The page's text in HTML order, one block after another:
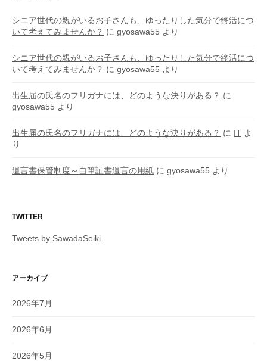
シニア世代の親がいるお子さんも、ゆったりした気分で終活につ
いて考えてみませんか？ に gyosawa55 より
シニア世代の親がいるお子さんも、ゆったりした気分で終活につ
いて考えてみませんか？ に gyosawa55 より
出生届の氏名のフリガナには、どのような決りがある？ に
gyosawa55 より
出生届の氏名のフリガナには、どのような決りがある？ に IT よ
り
遺言書保管制度～自筆証書遺言の用紙 に gyosawa55 より
TWITTER
Tweets by SawadaSeiki
アーカイブ
2026年7月
2026年6月
2026年5月